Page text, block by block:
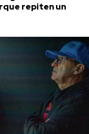
repiten un